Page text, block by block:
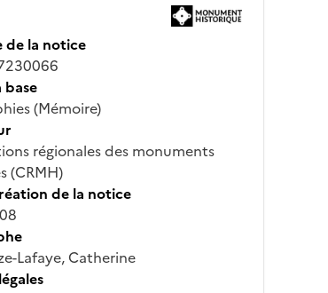
de la notice
base
(Mémoire)
régionales des monuments
(CRMH)
de la notice
Lafaye, Catherine